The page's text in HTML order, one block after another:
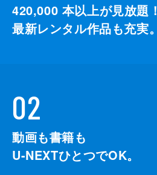
420,000 本以上が見放題！
最新レンタル作品も充実。
02
動画も書籍も
U-NEXTひとつでOK。